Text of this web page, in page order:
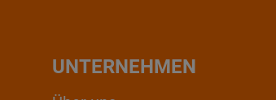
UNTERNEHMEN